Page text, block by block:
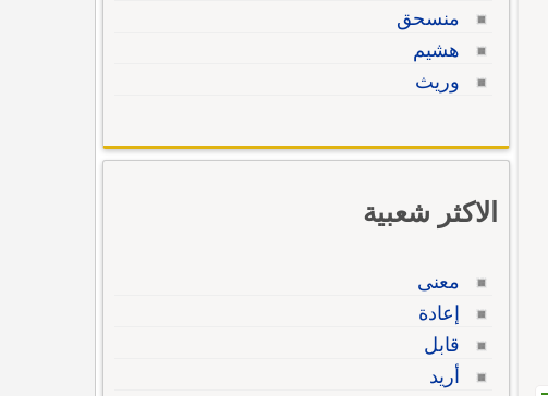
منسحق
هشيم
وريث
الاكثر شعبية
معنى
إعادة
قابل
أريد